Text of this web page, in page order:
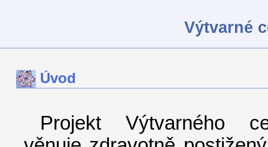
Výtvarné
Úvod
Projekt Výtvarného